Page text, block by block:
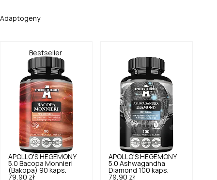
Adaptogeny
Bestseller
APOLLO'S HEGEMONY
5.0 Bacopa Monnieri
(Bakopa) 90 kaps.
79,90 zł
APOLLO'S HEGEMONY
5.0 Ashwagandha
Diamond 100 kaps.
79,90 zł